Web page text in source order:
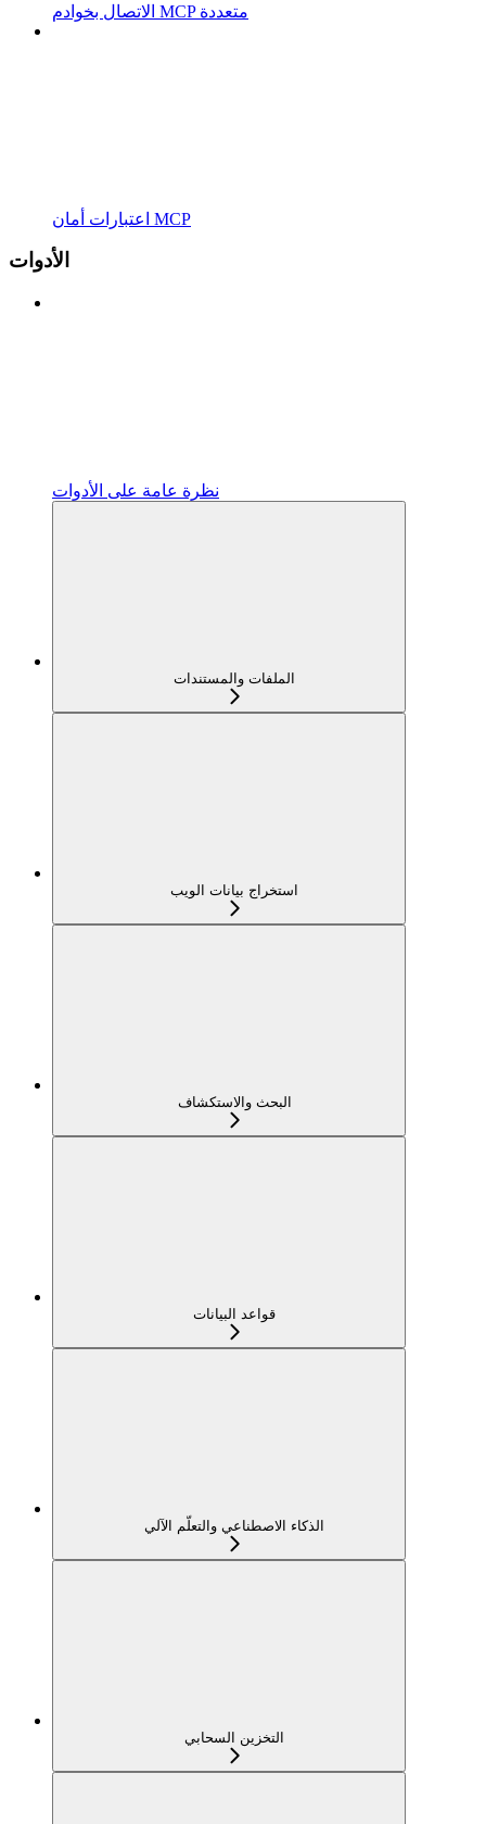
الاتصال بخوادم MCP متعددة
اعتبارات أمان MCP
الأدوات
نظرة عامة على الأدوات
الملفات والمستندات
استخراج بيانات الويب
البحث والاستكشاف
قواعد البيانات
الذكاء الاصطناعي والتعلّم الآلي
التخزين السحابي